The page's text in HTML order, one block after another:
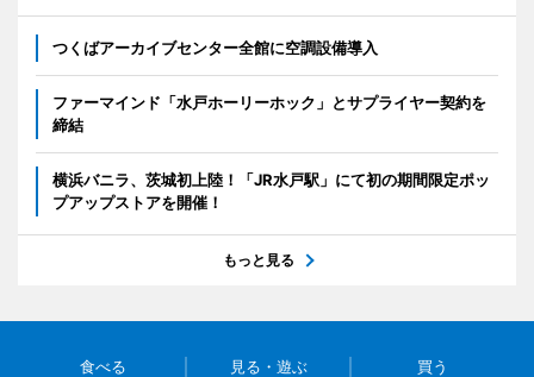
つくばアーカイブセンター全館に空調設備導入
ファーマインド「水戸ホーリーホック」とサプライヤー契約を
締結
横浜バニラ、茨城初上陸！「JR水戸駅」にて初の期間限定ポッ
プアップストアを開催！
もっと見る
食べる 見る・遊ぶ 買う